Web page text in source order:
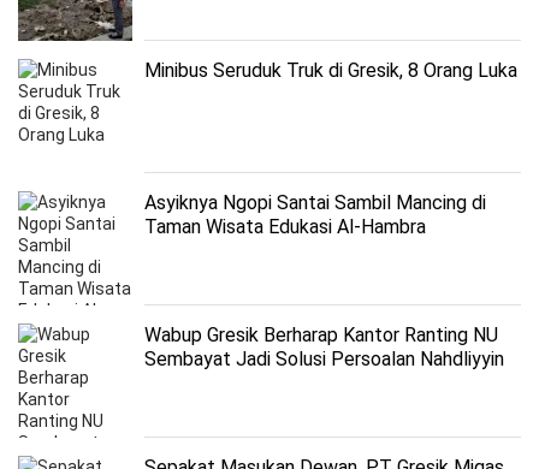
Minibus Seruduk Truk di Gresik, 8 Orang Luka
Asyiknya Ngopi Santai Sambil Mancing di
Taman Wisata Edukasi Al-Hambra
Wabup Gresik Berharap Kantor Ranting NU
Sembayat Jadi Solusi Persoalan Nahdliyyin